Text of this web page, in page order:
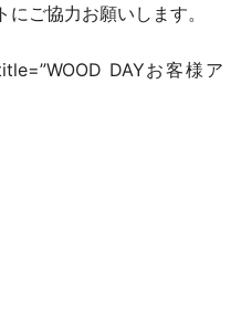
ご協力お願いします。
DAYお客様ア